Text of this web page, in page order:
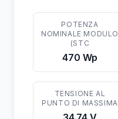
POTENZA
NOMINALE MODULO
(STC
470 Wp
TENSIONE AL
PUNTO DI MASSIMA